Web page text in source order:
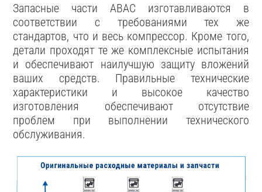
Запасные части ABAC изготавливаются в
соответствии с требованиями тех же
стандартов, что и весь компрессор. Кроме того,
детали проходят те же комплексные испытания
и обеспечивают наилучшую защиту вложений
ваших средств. Правильные технические
характеристики и высокое качество
изготовления обеспечивают отсутствие
проблем при выполнении технического
обслуживания.